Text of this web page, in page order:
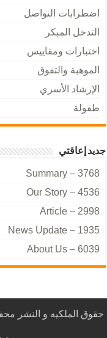
اضطرابات التواصل
التدخل المبكر
اختبارات ومقاييس
الموهبة والتفوق
الإرشاد الأسري
طفولة
جديد إعاقتي
Summary – 3768
Our Story – 4536
Article – 2998
News Update – 1935
About Us – 6039
حقوق الملكيه و النشر